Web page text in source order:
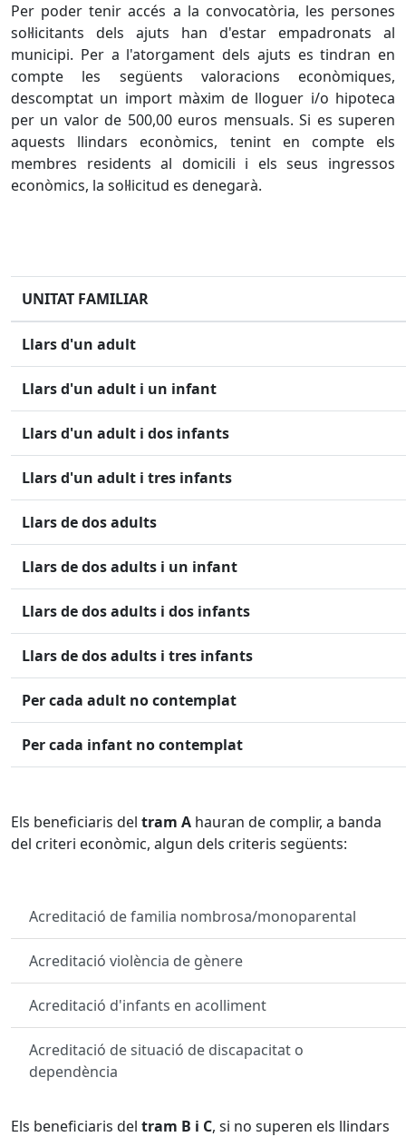
Per poder tenir accés a la convocatòria, les persones
sol·licitants dels ajuts han d'estar empadronats al
municipi. Per a l'atorgament dels ajuts es tindran en
compte les següents valoracions econòmiques,
descomptat un import màxim de lloguer i/o hipoteca
per un valor de 500,00 euros mensuals. Si es superen
aquests llindars econòmics, tenint en compte els
membres residents al domicili i els seus ingressos
econòmics, la sol·licitud es denegarà.
UNITAT FAMILIAR
Llars d'un adult
Llars d'un adult i un infant
Llars d'un adult i dos infants
Llars d'un adult i tres infants
Llars de dos adults
Llars de dos adults i un infant
Llars de dos adults i dos infants
Llars de dos adults i tres infants
Per cada adult no contemplat
Per cada infant no contemplat
Els beneficiaris del tram A hauran de complir, a banda
del criteri econòmic, algun dels criteris següents:
Acreditació de familia nombrosa/monoparental
Acreditació violència de gènere
Acreditació d'infants en acolliment
Acreditació de situació de discapacitat o
dependència
Els beneficiaris del tram B i C, si no superen els llindars